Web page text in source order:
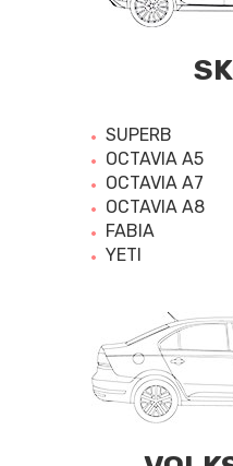
SUPERB
OCTAVIA A5
OCTAVIA A7
OCTAVIA A8
FABIA
YETI